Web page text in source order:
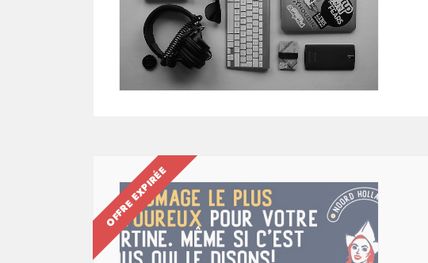
OFFRE EXPIRÉE